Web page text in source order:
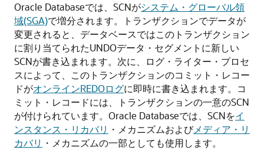
Oracle Databaseでは、SCNがシステム・グローバル領
域(SGA)で増分されます。トランザクションでデータが
変更されると、データベースではこのトランザクション
に割り当てられたUNDOデータ・セグメントに新しい
SCNが書き込まれます。次に、ログ・ライター・プロセ
スによって、このトランザクションのコミット・レコー
ドがオンラインREDOログに即時に書き込まれます。コ
ミット・レコードには、トランザクションの一意のSCN
が付けられています。Oracle Databaseでは、SCNをイ
ンスタンス・リカバリ ・メカニズムおよびメディア・リ
カバリ ・メカニズムの一部としても使用します。